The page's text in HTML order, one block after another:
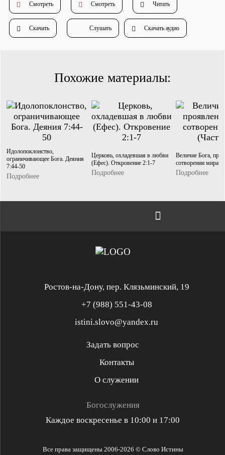
Библейская школа.
Душепопечение
Служение «Слово Истины»
Служение «Слово Истины»
Смотреть Смотреть Читать
Скачать Слушать Скачать аудио
Похожие материалы:
Идолопоклонство,
ограничивающее Бога. Деяния
7:44-50
Подробнее
Церковь, охладевшая в любви
(Ефес). Откровение 2:1-7
Подробнее
Величие Бога,
сотворении мира
Подробнее
Служение «Слово Истины»
Разъяснительная проповедь
Библейские решения
Служение «Слово Истины»
Проповедь стих за стихом
Ростов-на-Дону, пер. Клязьминский, 19
+7 (988) 551-43-08
istini.slovo@yandex.ru
Все права защищены 2006-2026 © Слово Истины
Задать вопрос
Контакты
О служении
Богослужения
Каждое воскресенье в 10:00 и 17:00